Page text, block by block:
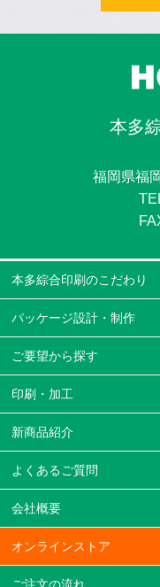
本多
福岡県福
本多綜合印刷のこだわり
パッケージ設計・制作
ご要望から探す
印刷・加工
新商品紹介
よくあるご質問
会社概要
オンラインストア